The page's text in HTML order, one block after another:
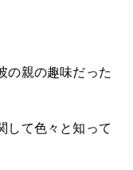
の親の趣味だった
して色々と知って